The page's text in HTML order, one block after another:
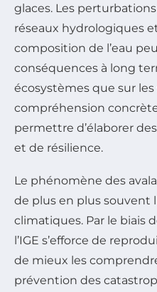
glaces. Les
réseaux hydrologiques
composition de l’eau
conséquences à long
écosystèmes que sur
compréhension
permettre d’élaborer
et de résilience.
Le phénomène des
de plus en plus souvent
climatiques. Par le biais
l’IGE s’efforce de
de mieux les
prévention des